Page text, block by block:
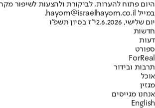
היום פתוח להערות, לביקורת ולהצעות לשיפור
במייל hayom@israelhayom.co.il.
יום שלישי, 2.6.2026
י"ז בסיון תשפ"ו
חדשות
דעות
ספורט
ForReal
תרבות ובידור
אוכל
מגזין
אנחנו מגייסים
English